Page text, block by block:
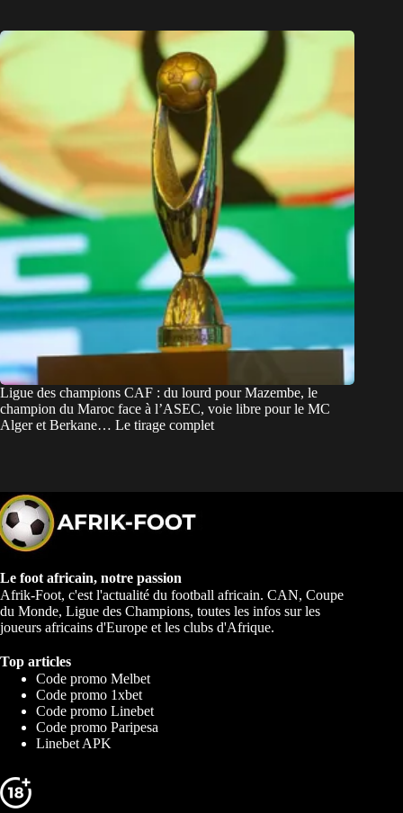
Ligue des champions CAF : du lourd pour Mazembe, le
champion du Maroc face à l’ASEC, voie libre pour le MC
Alger et Berkane… Le tirage complet
Le foot africain, notre passion
Afrik-Foot, c'est l'actualité du football africain. CAN, Coupe
du Monde, Ligue des Champions, toutes les infos sur les
joueurs africains d'Europe et les clubs d'Afrique.
Top articles
Code promo Melbet
Code promo 1xbet
Code promo Linebet
Code promo Paripesa
Linebet APK